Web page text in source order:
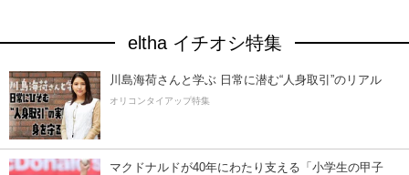
eltha イチオシ特集
川島海荷さんと学ぶ 日常に潜む“人身取引”のリアル
オリコンタイアップ特集
マクドナルドが40年にわたり支える「小学生の甲子